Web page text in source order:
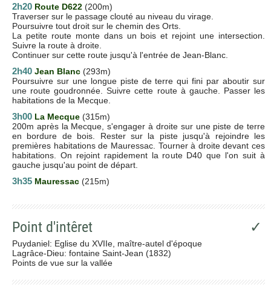
2h20 Route D622 (200m)
Traverser sur le passage clouté au niveau du virage.
Poursuivre tout droit sur le chemin des Orts.
La petite route monte dans un bois et rejoint une intersection.
Suivre la route à droite.
Continuer sur cette route jusqu'à l'entrée de Jean-Blanc.
2h40 Jean Blanc (293m)
Poursuivre sur une longue piste de terre qui fini par aboutir sur
une route goudronnée. Suivre cette route à gauche. Passer les
habitations de la Mecque.
3h00 La Mecque (315m)
200m après la Mecque, s'engager à droite sur une piste de terre
en bordure de bois. Rester sur la piste jusqu'à rejoindre les
premières habitations de Mauressac. Tourner à droite devant ces
habitations. On rejoint rapidement la route D40 que l'on suit à
gauche jusqu'au point de départ.
3h35 Mauressac (215m)
Point d'intêret ✓
Puydaniel: Eglise du XVIIe, maître-autel d'époque
Lagrâce-Dieu: fontaine Saint-Jean (1832)
Points de vue sur la vallée